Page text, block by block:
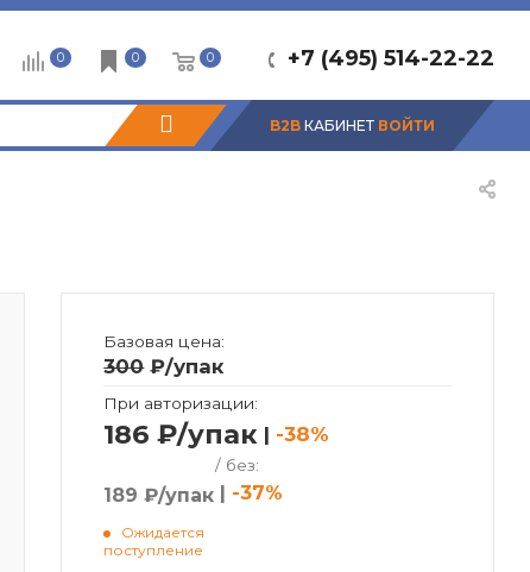
+7 (495) 514-22-22
0 0 0
B2B КАБИНЕТ ВОЙТИ
Базовая цена:
300₽/упак
При авторизации:
186 ₽/упак | -38%
/ без:
189 ₽/упак | -37%
Ожидается
поступление